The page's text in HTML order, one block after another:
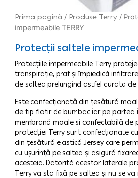
Prima pagină / Produse Terry /
impermeabile TERRY
Protecții saltele
Protecțiile impermeabile Terry
transpirație, praf și împiedică
de saltea prelungind astfel durata
Este confecționată din țesătură
de tip flotir de bumbac iar pe partea
membrană moale și confectabilă de
protecției Terry sunt confecționate
din țesătură elastică Jersey care
cu ușurință pe saltea și asigură
acesteia. Datorită acestor laterale
Terry va sta fixă pe saltea și nu se